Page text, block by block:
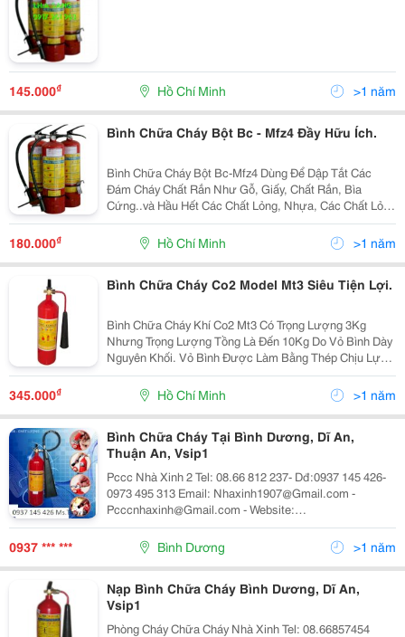
145.000₫ Hồ Chí Minh >1 năm
Bình Chữa Cháy Bột Bc - Mfz4 Đầy Hữu Ích.
Bình Chữa Cháy Bột Bc-Mfz4 Dùng Để Dập Tắt Các
Đám Cháy Chất Rắn Như Gỗ, Giấy, Chất Rắn, Bìa
Cứng..và Hầu Hết Các Chất Lỏng, Nhựa, Các Chất Lỏng
Như Xăng, Dầu Hỏa.... Là Loại Bình Chữa Cháy Thông
Dụng Nhất Thị Trường Hiện Nay. Được Sử Dụng Rộng
180.000₫ Hồ Chí Minh >1 năm
Bình Chữa Cháy Co2 Model Mt3 Siêu Tiện Lợi.
Bình Chữa Cháy Khí Co2 Mt3 Có Trọng Lượng 3Kg
Nhưng Trọng Lượng Tồng Là Đến 10Kg Do Vỏ Bình Dày
Nguyên Khối. Vỏ Bình Được Làm Bằng Thép Chịu Lực
Cao, Có Dạng Hình Trụ, Chịu Lực Cao, Sơn Màu Đỏ.
Phía Trên Miệng Bình Có Gắn Cụm Van . Một Đầu Vòi
345.000₫ Hồ Chí Minh >1 năm
Bình Chữa Cháy Tại Bình Dương, Dĩ An,
Thuận An, Vsip1
Pccc Nhà Xinh 2 Tel: 08.66 812 237- Dđ:0937 145 426-
0973 495 313 Email: Nhaxinh1907@Gmail.com -
Pcccnhaxinh@Gmail.com - Website:
Pcccnhaxinh.mov.mn Hotline: 012 8663 8663 012 8663
8663 Bảng Báo Giá Phòng Cháy Chữa Cháy Nhà Xinh C
0937 *** *** Bình Dương >1 năm
Nạp Bình Chữa Cháy Bình Dương, Dĩ An,
Vsip1
Phòng Cháy Chữa Cháy Nhà Xinh Tel: 08.66857454